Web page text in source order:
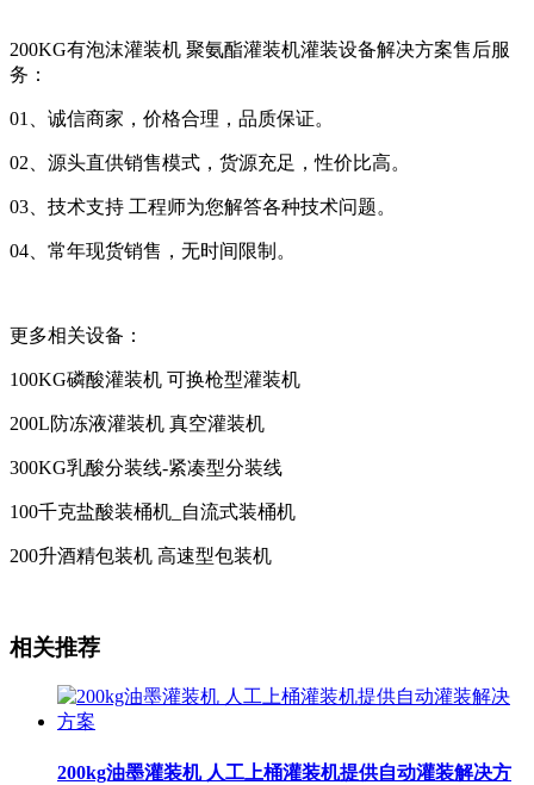
200KG有泡沫灌装机 聚氨酯灌装机灌装设备解决方案售后服
务：
01、诚信商家，价格合理，品质保证。
02、源头直供销售模式，货源充足，性价比高。
03、技术支持 工程师为您解答各种技术问题。
04、常年现货销售，无时间限制。
更多相关设备：
100KG磷酸灌装机 可换枪型灌装机
200L防冻液灌装机 真空灌装机
300KG乳酸分装线-紧凑型分装线
100千克盐酸装桶机_自流式装桶机
200升酒精包装机 高速型包装机
相关推荐
200kg油墨灌装机 人工上桶灌装机提供自动灌装解决方